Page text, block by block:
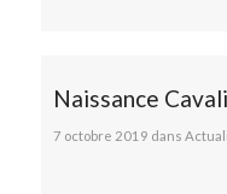
Naissance
7 octobre 2019 dans